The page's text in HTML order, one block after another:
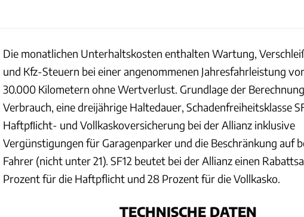
Die monatlichen Unterhaltskosten enthalten Wartung,
und Kfz-Steuern bei einer angenommenen Jahresfahrleistung
30.000 Kilometern ohne Wertverlust. Grundlage der
Verbrauch, eine dreijährige Haltedauer, Schadenfreiheitsklasse
Haftpﬂicht- und Vollkaskoversicherung bei der Allianz inklusive
Vergünstigungen für Garagenparker und die Beschränkung auf
Fahrer (nicht unter 21). SF12 beutet bei der Allianz einen
Prozent für die Haftpflicht und 28 Prozent für die Vollkasko.
TECHNISCHE DATEN